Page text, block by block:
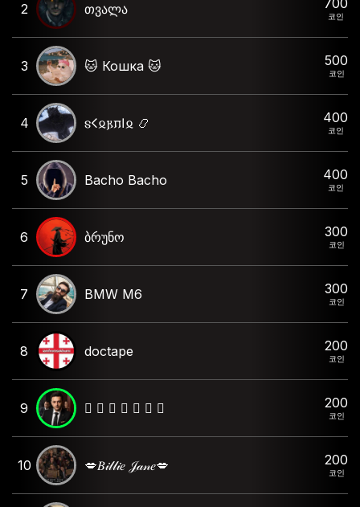
2 თვალა 코인
3 🐱 Кошка 🐱 500
코인
4 𐍃𐌂𐍉𐍂𐍀𐌉𐍉 📿 400
코인
5 Bacho Bacho 400
코인
6 ბრუნო 300
코인
7 BMW M6 300
코인
8 doctape 200
코인
9 🫆 𝙲 𝙷 𝙴 𝙺 𝙾 🫆 200
코인
10 💋𝐵𝒾𝓁𝓁𝒾𝑒 𝒥𝒶𝓃𝑒💋 200
코인